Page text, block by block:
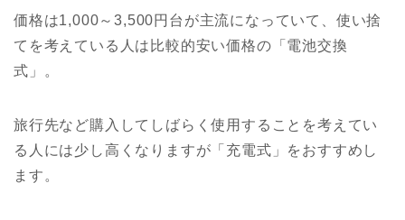
価格は1,000～3,500円台が主流になっていて、使い捨
てを考えている人は比較的安い価格の「電池交換
式」。
旅行先など購入してしばらく使用することを考えてい
る人には少し高くなりますが「充電式」をおすすめし
ます。